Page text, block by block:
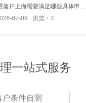
07-09 浏览：3
一站式服务
户条件自测